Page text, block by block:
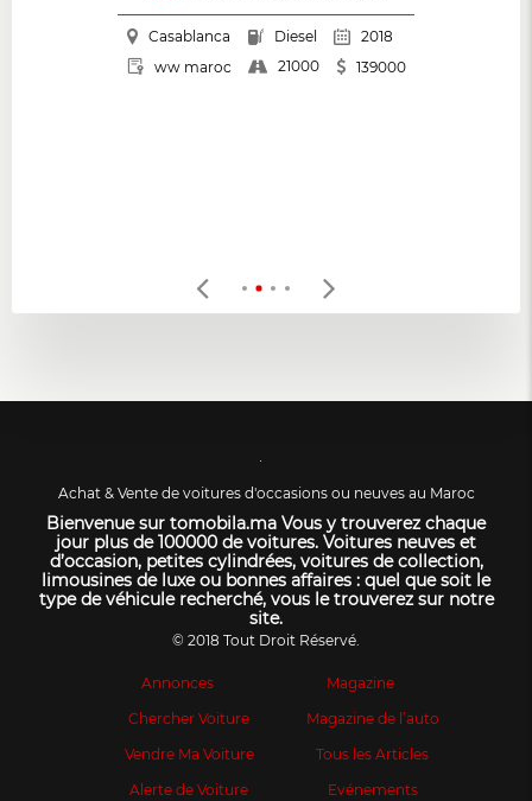
Casablanca Diesel
2018
ww maroc
21000 139000
Achat & Vente de voitures d'occasions ou neuves au Maroc
Bienvenue sur tomobila.ma Vous y trouverez chaque
jour plus de 100000 de voitures. Voitures neuves et
d’occasion, petites cylindrées, voitures de collection,
limousines de luxe ou bonnes affaires : quel que soit le
type de véhicule recherché, vous le trouverez sur notre
site.
© 2018 Tout Droit Réservé.
Annonces
Chercher Voiture
Vendre Ma Voiture
Alerte de Voiture
Magazine
Magazine de l’auto
Tous les Articles
Evénements